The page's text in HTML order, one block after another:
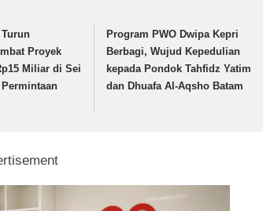
Proyek
Miliar di Sei
Program PWO Dwipa Kepri
Berbagi, Wujud Kepedulian
kepada Pondok Tahfidz Yatim
dan Dhuafa Al-Aqsho Batam